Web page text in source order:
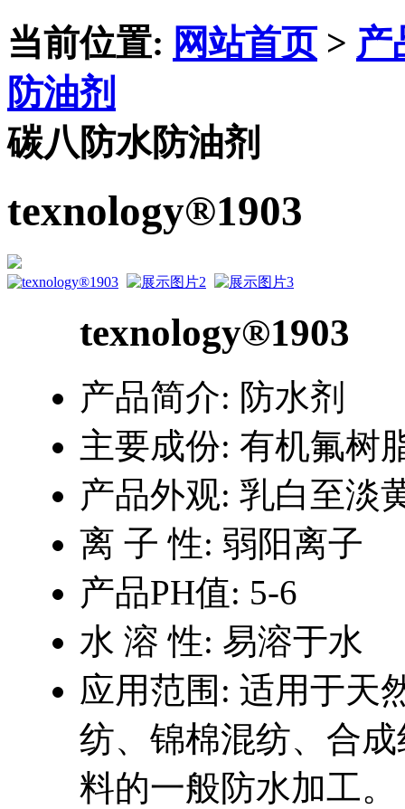
当前位置: 网站首页> 产
防油剂
碳八防水防油剂
texnology®1903
texnology®1903
产品简介: 防水剂
主要成份: 有机氟树
产品外观: 乳白至淡
离 子 性: 弱阳离子
产品PH值: 5-6
水 溶 性: 易溶于水
应用范围: 适用于天
纺、锦棉混纺、合
料的一般防水加工。